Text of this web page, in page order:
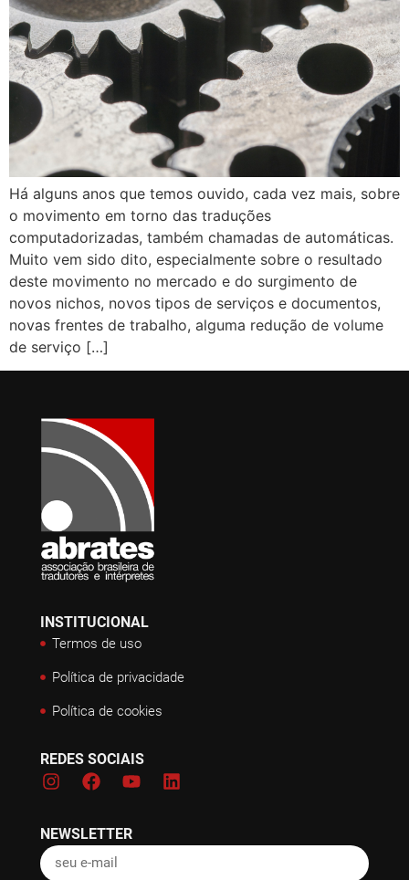
Há alguns anos que temos ouvido, cada vez mais, sobre
o movimento em torno das traduções
computadorizadas, também chamadas de automáticas.
Muito vem sido dito, especialmente sobre o resultado
deste movimento no mercado e do surgimento de
novos nichos, novos tipos de serviços e documentos,
novas frentes de trabalho, alguma redução de volume
de serviço […]
INSTITUCIONAL
Termos de uso
Política de privacidade
Política de cookies
REDES SOCIAIS
NEWSLETTER